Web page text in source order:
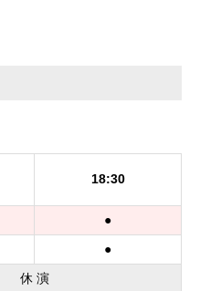
18:30
●
●
休演